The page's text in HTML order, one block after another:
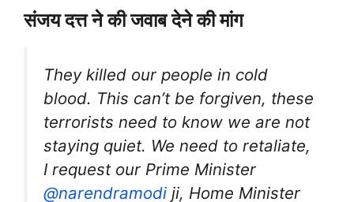
संजय दत्त ने की जवाब देने की मांग
They killed our people in cold
blood. This can’t be forgiven, these
terrorists need to know we are not
staying quiet. We need to retaliate,
I request our Prime Minister
@narendramodi ji, Home Minister